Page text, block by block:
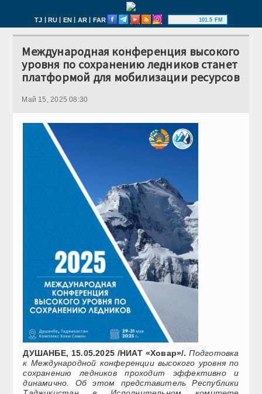
TJ | RU | EN | AR | FAR 101.5 FM
Международная конференция высокого
уровня по сохранению ледников станет
платформой для мобилизации ресурсов
Май 15, 2025 08:30
ДУШАНБЕ, 15.05.2025 /НИАТ «Ховар»/. Подготовка
к Международной конференции высокого уровня по
сохранению ледников проходит эффективно и
динамично. Об этом представитель Республики